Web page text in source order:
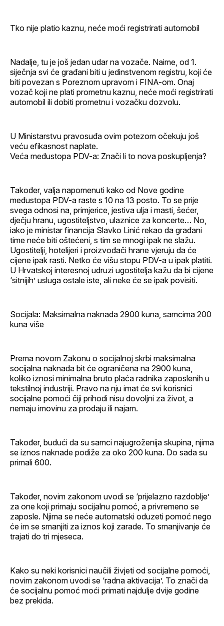
Tko nije platio kaznu, neće moći registrirati automobil
Nadalje, tu je još jedan udar na vozače. Naime, od 1.
siječnja svi će građani biti u jedinstvenom registru, koji će
biti povezan s Poreznom upravom i FINA-om. Onaj
vozač koji ne plati prometnu kaznu, neće moći registrirati
automobil ili dobiti prometnu i vozačku dozvolu.
U Ministarstvu pravosuđa ovim potezom očekuju još
veću efikasnost naplate.
Veća međustopa PDV-a: Znači li to nova poskupljenja?
Također, valja napomenuti kako od Nove godine
međustopa PDV-a raste s 10 na 13 posto. To se prije
svega odnosi na, primjerice, jestiva ulja i masti, šećer,
dječju hranu, ugostiteljstvo, ulaznice za koncerte… No,
iako je ministar financija Slavko Linić rekao da građani
time neće biti oštećeni, s tim se mnogi ipak ne slažu.
Ugostitelji, hotelijeri i proizvođači hrane vjeruju da će
cijene ipak rasti. Netko će višu stopu PDV-a u ipak platiti.
U Hrvatskoj interesnoj udruzi ugostitelja kažu da bi cijene
‘sitnijih’ usluga ostale iste, ali neke će se ipak povisiti.
Socijala: Maksimalna naknada 2900 kuna, samcima 200
kuna više
Prema novom Zakonu o socijalnoj skrbi maksimalna
socijalna naknada bit će ograničena na 2900 kuna,
koliko iznosi minimalna bruto plaća radnika zaposlenih u
tekstilnoj industriji. Pravo na nju imat će svi korisnici
socijalne pomoći čiji prihodi nisu dovoljni za život, a
nemaju imovinu za prodaju ili najam.
Također, budući da su samci najugroženija skupina, njima
se iznos naknade podiže za oko 200 kuna. Do sada su
primali 600.
Također, novim zakonom uvodi se ‘prijelazno razdoblje’
za one koji primaju socijalnu pomoć, a privremeno se
zaposle. Njima se neće automatski oduzeti pomoć nego
će im se smanjiti za iznos koji zarade. To smanjivanje će
trajati do tri mjeseca.
Kako su neki korisnici naučili živjeti od socijalne pomoći,
novim zakonom uvodi se ‘radna aktivacija’. To znači da
će socijalnu pomoć moći primati najdulje dvije godine
bez prekida.